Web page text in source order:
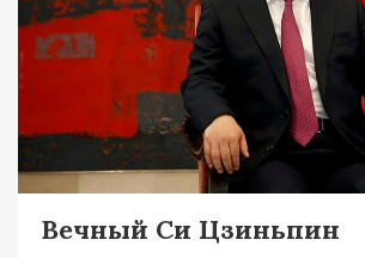
Вечный Си Цзиньпин